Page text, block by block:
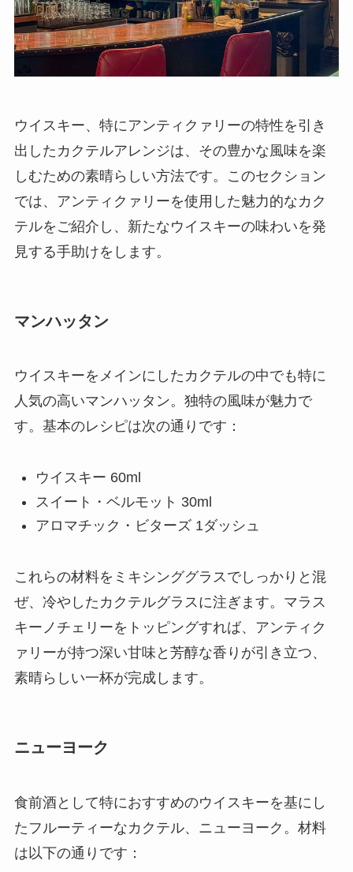
ウイスキー、特にアンティクァリーの特性を引き
出したカクテルアレンジは、その豊かな風味を楽
しむための素晴らしい方法です。このセクション
では、アンティクァリーを使用した魅力的なカク
テルをご紹介し、新たなウイスキーの味わいを発
見する手助けをします。
マンハッタン
ウイスキーをメインにしたカクテルの中でも特に
人気の高いマンハッタン。独特の風味が魅力で
す。基本のレシピは次の通りです：
ウイスキー 60ml
スイート・ベルモット 30ml
アロマチック・ビターズ 1ダッシュ
これらの材料をミキシンググラスでしっかりと混
ぜ、冷やしたカクテルグラスに注ぎます。マラス
キーノチェリーをトッピングすれば、アンティク
ァリーが持つ深い甘味と芳醇な香りが引き立つ、
素晴らしい一杯が完成します。
ニューヨーク
食前酒として特におすすめのウイスキーを基にし
たフルーティーなカクテル、ニューヨーク。材料
は以下の通りです：